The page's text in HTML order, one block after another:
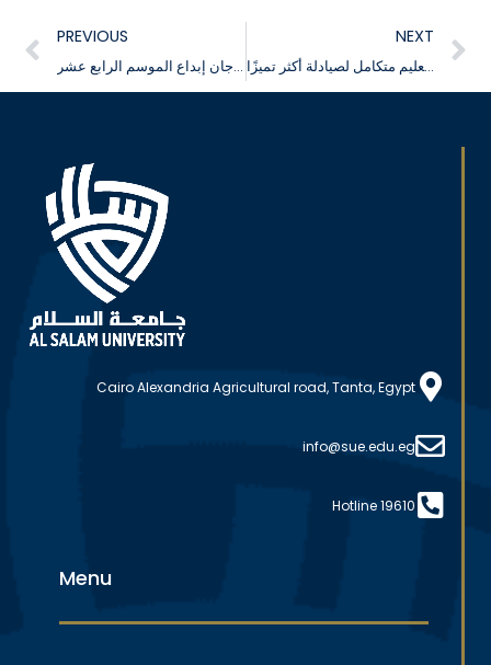
PREVIOUS
فتح باب التقديم للإشتراك بمهرجان إبداع الموسم الرابع عشر
NEXT
كلية الصيدلة جامعة السلام مكانك لتعليم متكامل لصيادلة أكثر تميزًا
Cairo Alexandria Agricultural road, Tanta, Egypt
info@sue.edu.eg
Hotline 19610
Menu